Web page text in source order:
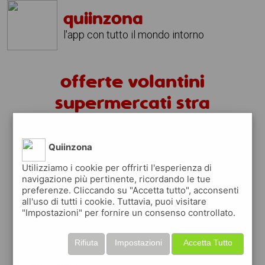
quiinzona
l'app con tutto il mondo intorno
offerte volantini
supermercati stra
sfogliagratisi volantinidei supermercati a
strain modofaciledal tuo cellulare
grazie ai volantini nella città distra
Quiinzona
Utilizziamo i cookie per offrirti l'esperienza di
navigazione più pertinente, ricordando le tue
preferenze. Cliccando su "Accetta tutto", acconsenti
all'uso di tutti i cookie. Tuttavia, puoi visitare
"Impostazioni" per fornire un consenso controllato.
Accetta Tutto
Impostazioni
Rifiuta